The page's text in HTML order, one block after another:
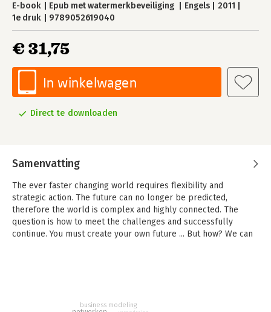
E-book Epub met watermerkbeveiliging Engels
2011
1e druk
9789052619040
€ 31,75
In winkelwagen
Direct te downloaden
Samenvatting
The ever faster changing world requires flexibility and
strategic action. The future can no longer be predicted,
therefore the world is complex and highly connected. The
question is how to meet the challenges and successfully
continue. You must create your own future ... But how? We can
principles of Effectuation '.
business modeling